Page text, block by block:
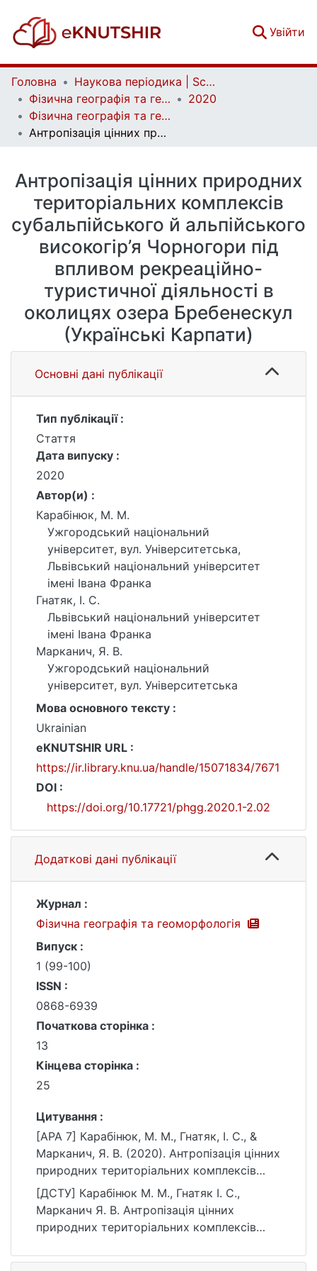
Увійти
Головна
Наукова періодика | Scientific periodicals
Фізична географія та геоморфологія | Physical Geography and Geomorphology
2020
Фізична географія та геоморфологія. Вип. 1-2 (99-100)
Антропізація цінних природних територіальних комплексів субальпійського й альпійського високогір’я Чорногори під впливом рекреаційно-туристичної діяльності в околицях озера Бребенескул (Українські Карпати)
Антропізація цінних природних
територіальних комплексів
субальпійського й альпійського
високогір’я Чорногори під
впливом рекреаційно-
туристичної діяльності в
околицях озера Бребенескул
(Українські Карпати)
Основні дані публікації
Тип публікації :
Стаття
Дата випуску :
2020
Автор(и) :
Карабінюк, М. М.
Ужгородський національний
університет, вул. Університетська,
Львівський національний університет
імені Івана Франка
Гнатяк, І. С.
Львівський національний університет
імені Івана Франка
Марканич, Я. В.
Ужгородський національний
університет, вул. Університетська
Мова основного тексту :
Ukrainian
eKNUTSHIR URL :
https://ir.library.knu.ua/handle/15071834/7671
DOI :
https://doi.org/10.17721/phgg.2020.1-2.02
Додаткові дані публікації
Журнал :
Фізична географія та геоморфологія
Випуск :
1 (99-100)
ISSN :
0868-6939
Початкова сторінка :
13
Кінцева сторінка :
25
Цитування :
[APA 7] Карабінюк, М. М., Гнатяк, І. С., &
Марканич, Я. В. (2020). Антропізація цінних
природних територіальних комплексів
субальпійського й альпійського
високогір’я Чорногори під впливом
рекреаційно-туристичної діяльності в
околицях озера Бребенескул (Українські
Карпати). Фізична географія та
[ДСТУ] Карабінюк М. М., Гнатяк І. С.,
Марканич Я. В. Антропізація цінних
природних територіальних комплексів
високогір’я Чорногори під впливом